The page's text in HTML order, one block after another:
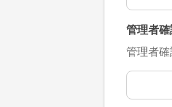
管理者
管理者確
管理者確